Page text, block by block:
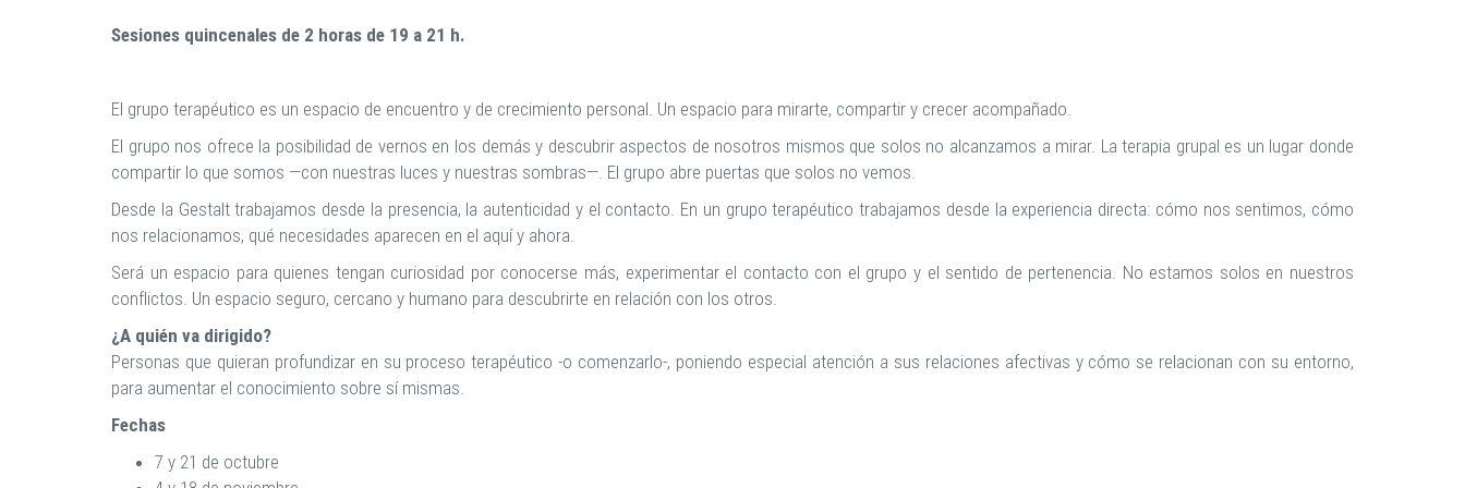
Sesiones quincenales de 2 horas de 19 a 21 h.
El grupo terapéutico es un espacio de encuentro y de crecimiento personal. Un espacio para mirarte, compartir y crecer acompañado.
El grupo nos ofrece la posibilidad de vernos en los demás y descubrir aspectos de nosotros mismos que solos no alcanzamos a mirar. La terapia grupal es un lugar donde
compartir lo que somos —con nuestras luces y nuestras sombras—. El grupo abre puertas que solos no vemos.
Desde la Gestalt trabajamos desde la presencia, la autenticidad y el contacto. En un grupo terapéutico trabajamos desde la experiencia directa: cómo nos sentimos, cómo
nos relacionamos, qué necesidades aparecen en el aquí y ahora.
Será un espacio para quienes tengan curiosidad por conocerse más, experimentar el contacto con el grupo y el sentido de pertenencia. No estamos solos en nuestros
conflictos. Un espacio seguro, cercano y humano para descubrirte en relación con los otros.
¿A quién va dirigido?
Personas que quieran profundizar en su proceso terapéutico -o comenzarlo-, poniendo especial atención a sus relaciones afectivas y cómo se relacionan con su entorno,
para aumentar el conocimiento sobre sí mismas.
Fechas
7 y 21 de octubre